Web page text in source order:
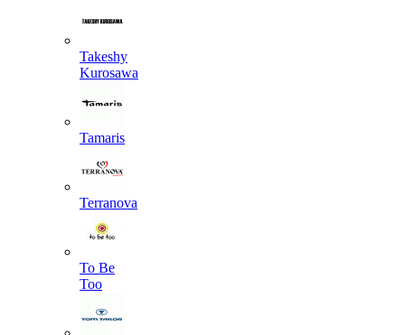
Takeshy
Kurosawa
Tamaris
Terranova
To Be
Too